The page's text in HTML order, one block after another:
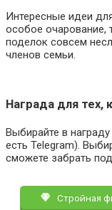
Интересные идеи
особое очарование,
поделок совсем
членов семьи.
Награда для тех,
Выбирайте в
есть Telegram).
сможете забрать
Стройная